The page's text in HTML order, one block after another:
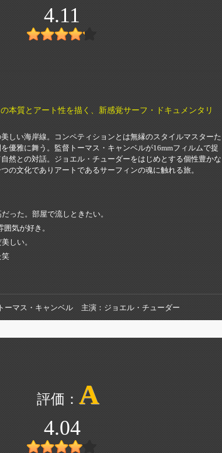
4.11
本質とアート性を描く、新感覚サーフ・ドキュメンタリ
しい海岸線。コンペティションとは無縁のスタイルマスターた
優雅に舞う。監督トーマス・キャンベルが16mmフィルムで捉
然との対話。ジョエル・チューダーをはじめとする個性豊かな
の文化でありアートであるサーフィンの魂に触れる旅。
った。部屋で流しときたい。
気が好き。
しい。
笑
トーマス・キャンベル 主演 ジョエル・チューダー
A
4.04